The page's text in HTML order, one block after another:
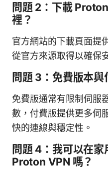
問題 2：下載
裡？
官方網站的下載頁面提
從官方來源取得以確保
問題 3：免費版本與
免費版通常有限制伺服
數，付費版提供更多伺
快的連線與穩定性。
問題 4：我可以在家
Proton VPN 嗎？